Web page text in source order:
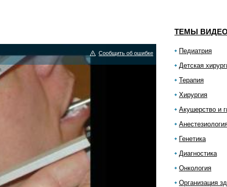
ТЕМЫ ВИДЕО
Педиатрия
Детская
Терапия
Хирургия
Акушерство и
Генетика
Диагностика
Онкология
Организация
Сообщить об ошибке